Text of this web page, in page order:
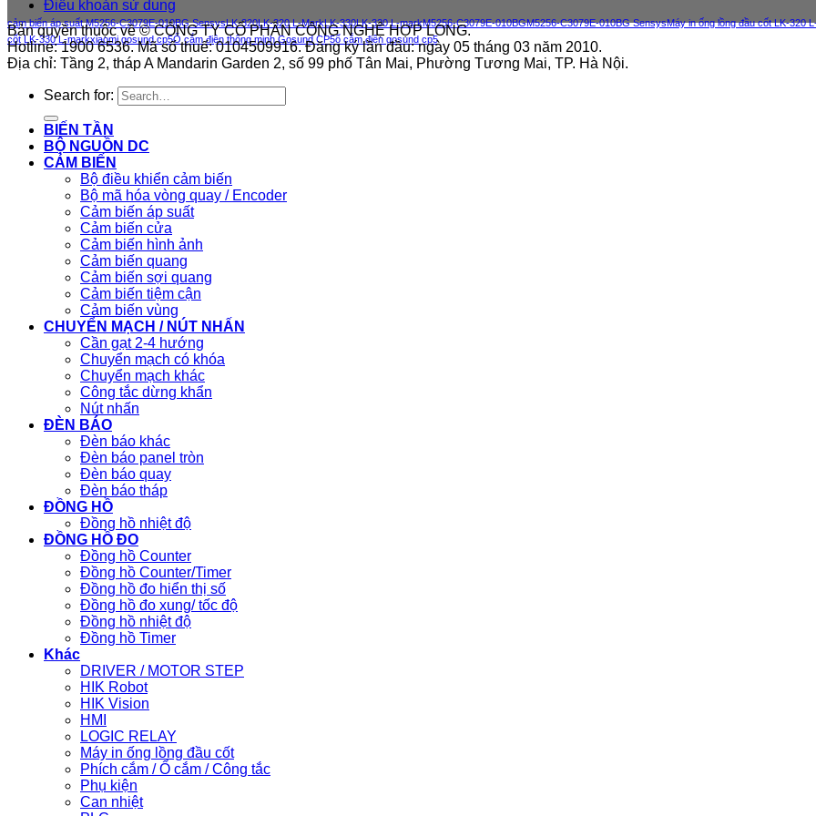
Điều khoản sử dung
cảm biến áp suất M5256-C3079E-010BG SensysLK-320LK-320 L-MarkLK-330LK-330 L-markM5256-C3079E-010BGM5256-C3079E-010BG SensysMáy in ống lồng đầu cốt LK-320
cốt LK-330 L-markxiaomi gosund cp5Ổ cắm điện thông minh Gosund CP5ổ cắm điện gosund cp5
Bản quyền thuộc về © CÔNG TY CỔ PHẦN CÔNG NGHỆ HỢP LONG.
Hotline: 1900 6536. Mã số thuế: 0104509916. Đăng ký lần đầu: ngày 05 tháng 03 năm 2010.
Địa chỉ: Tầng 2, tháp A Mandarin Garden 2, số 99 phố Tân Mai, Phường Tương Mai, TP. Hà Nội.
Search for:
BIẾN TẦN
BỘ NGUỒN DC
CẢM BIẾN
Bộ điều khiển cảm biến
Bộ mã hóa vòng quay / Encoder
Cảm biến áp suất
Cảm biến cửa
Cảm biến hình ảnh
Cảm biến quang
Cảm biến sợi quang
Cảm biến tiệm cận
Cảm biến vùng
CHUYỂN MẠCH / NÚT NHẤN
Cần gạt 2-4 hướng
Chuyển mạch có khóa
Chuyển mạch khác
Công tắc dừng khẩn
Nút nhấn
ĐÈN BÁO
Đèn báo khác
Đèn báo panel tròn
Đèn báo quay
Đèn báo tháp
ĐỒNG HỒ
Đồng hồ nhiệt độ
ĐỒNG HỒ ĐO
Đồng hồ Counter
Đồng hồ Counter/Timer
Đồng hồ đo hiển thị số
Đồng hồ đo xung/ tốc độ
Đồng hồ nhiệt độ
Đồng hồ Timer
Khác
DRIVER / MOTOR STEP
HIK Robot
HIK Vision
HMI
LOGIC RELAY
Máy in ống lồng đầu cốt
Phích cắm / Ổ cắm / Công tắc
Phụ kiện
Can nhiệt